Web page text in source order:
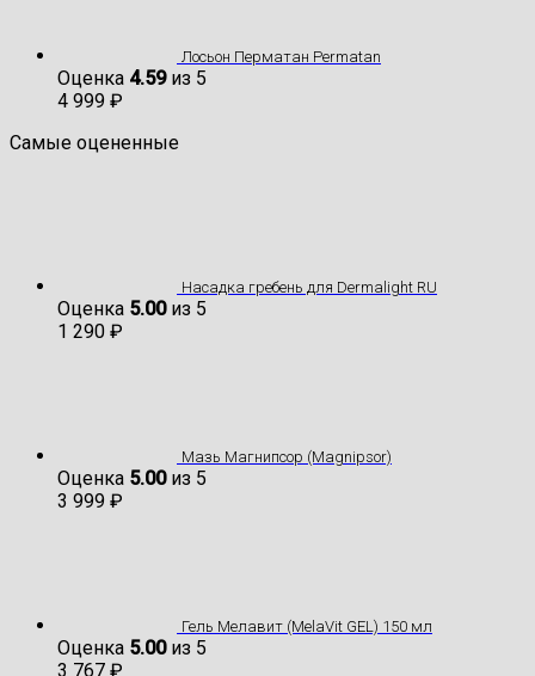
Лосьон Перматан Permatan
Оценка 4.59из 5
4 999 ₽
Самые оцененные
Насадка гребень для Dermalight RU
Оценка 5.00из 5
1 290 ₽
Мазь Магнипсор (Magnipsor)
Оценка 5.00из 5
3 999 ₽
Гель Мелавит (MelaVit GEL) 150 мл
Оценка 5.00из 5
3 767 ₽